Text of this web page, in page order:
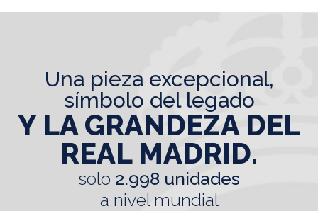
una pieza excepcional,
símbolo del legado
Y LA GRANDEZA DEL
REAL MADRID.
solo 2.998 unidades
a nivel mundial